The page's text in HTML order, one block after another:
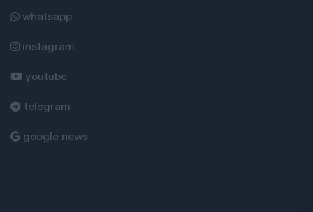
whatsapp
instagram
youtube
telegram
google news